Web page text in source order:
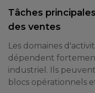
Tâches
des ventes
Les domaines
dépendent
industriel. Ils
blocs opérationnels